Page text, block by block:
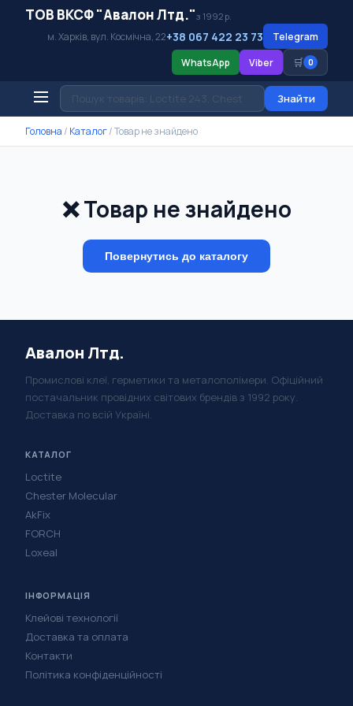
ТОВ ВКСФ "Авалон Лтд."з 1992 р.
м. Харків, вул. Космічна, 22+38 067 422 23 73
Telegram
WhatsApp
Viber 🛒 0
Знайти
Головна / Каталог/Товар не знайдено
❌ Товар не знайдено
Повернутись до каталогу
Авалон Лтд.
Промислові клеї, герметики та металополімери. Офіційний
постачальник провідних світових брендів з 1992 року.
Доставка по всій Україні.
КАТАЛОГ
Loctite
Chester Molecular
AkFix
FORCH
Loxeal
ІНФОРМАЦІЯ
Клейові технології
Доставка та оплата
Контакти
Політика конфіденційності